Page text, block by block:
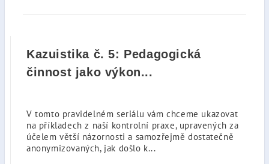
Kazuistika č. 5: Pedagogická
činnost jako výkon...
V tomto pravidelném seriálu vám chceme ukazovat
na příkladech z naší kontrolní praxe, upravených za
účelem větší názornosti a samozřejmě dostatečně
anonymizovaných, jak došlo k...